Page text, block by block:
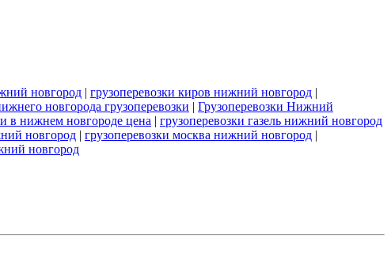
новгород | грузоперевозки киров нижний новгород |
новгорода грузоперевозки | Грузоперевозки Нижний
в нижнем новгороде цена | грузоперевозки газель нижний новгород
новгород | грузоперевозки москва нижний новгород |
новгород